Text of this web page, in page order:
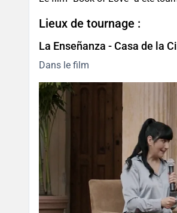
Lieux de tournage :
La Enseñanza - Casa de la
Dans le film